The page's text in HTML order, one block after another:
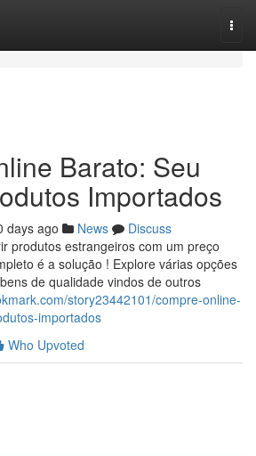
Barato: Seu
Importados
days ago News
Discuss
produtos estrangeiros com um preço
é a solução ! Explore várias opções
de qualidade vindos de outros
story23442101/compre-online-
importados
Who Upvoted